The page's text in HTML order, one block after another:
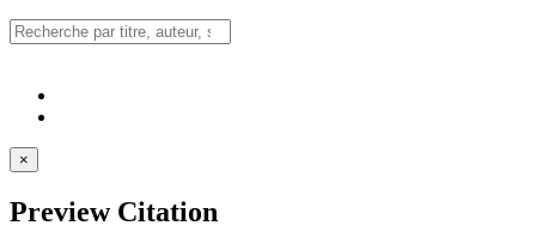
×
Preview Citation